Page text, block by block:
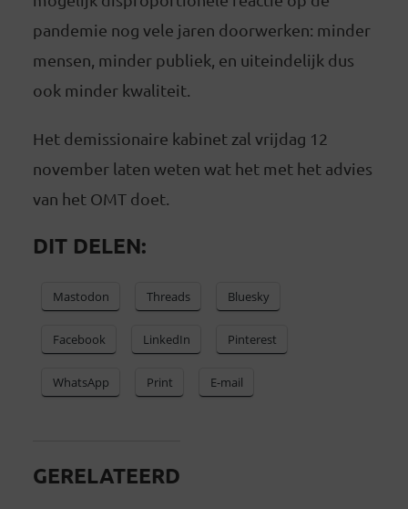
pandemie nog vele jaren doorwerken: minder
mensen, minder publiek, en uiteindelijk dus
ook minder kwaliteit.
Het demissionaire kabinet zal vrijdag 12
november laten weten wat het met het advies
van het OMT doet.
DIT DELEN:
Mastodon Threads Bluesky
Facebook LinkedIn Pinterest
WhatsApp Print E-mail
GERELATEERD